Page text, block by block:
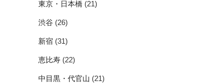
東京・日本橋 (21)
渋谷 (26)
新宿 (31)
恵比寿 (22)
中目黒・代官山 (21)